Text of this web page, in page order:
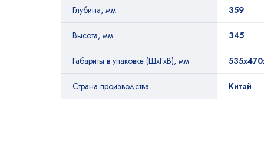
Глубина, мм 359
Высота, мм 345
Габариты в упаковке (ШxГxВ), мм
Страна производства Китай